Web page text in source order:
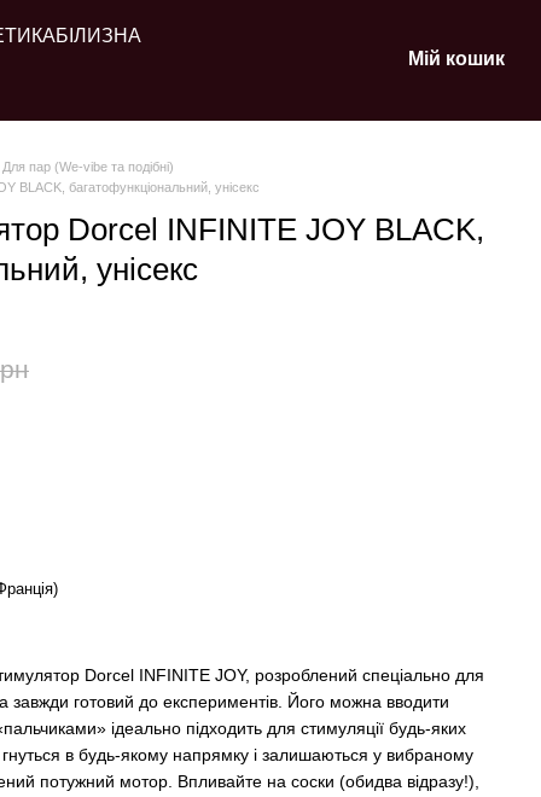
БІЛИЗНА
Мій кошик
Для пар (We-vibe та подібні)
BLACK, багатофункціональний, унісекс
Dorcel INFINITE JOY BLACK,
унісекс
Dorcel INFINITE JOY, розроблений спеціально для
завжди готовий до експериментів. Його можна вводити
ідеально підходить для стимуляції будь-яких
в будь-якому напрямку і залишаються у вибраному
потужний мотор. Впливайте на соски (обидва відразу!),